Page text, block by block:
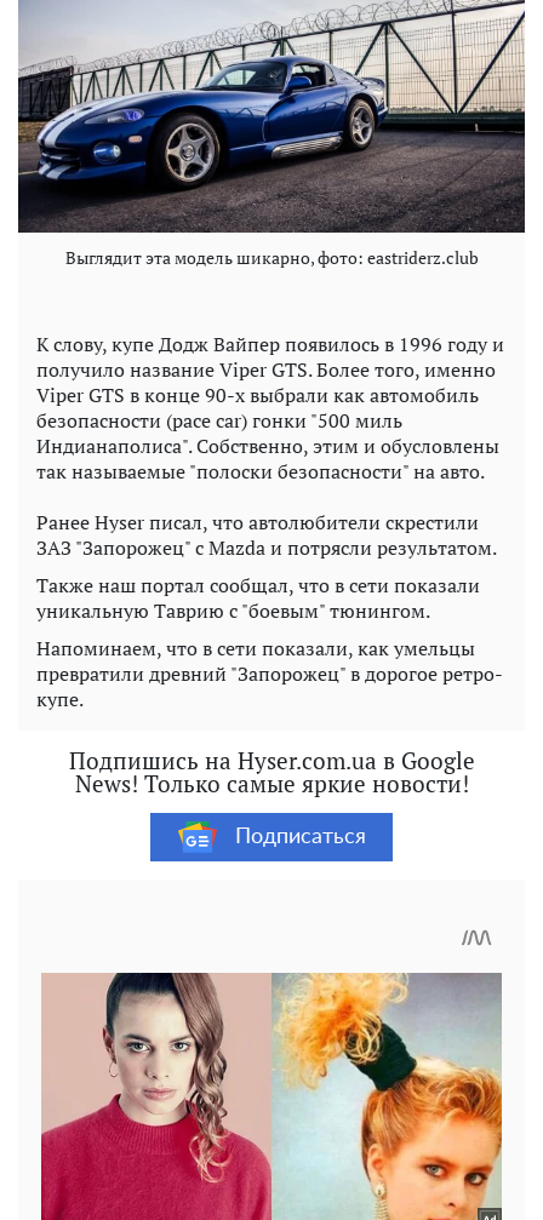
Выглядит эта модель шикарно, фото: eastriderz.club
К слову, купе Додж Вайпер появилось в 1996 году и
получило название Viper GTS. Более того, именно
Viper GTS в конце 90-х выбрали как автомобиль
безопасности (pace car) гонки "500 миль
Индианаполиса". Собственно, этим и обусловлены
так называемые "полоски безопасности" на авто.
Ранее Hyser писал, что автолюбители скрестили
ЗАЗ "Запорожец" с Mazda и потрясли результатом.
Также наш портал сообщал, что в сети показали
уникальную Таврию с "боевым" тюнингом.
Напоминаем, что в сети показали, как умельцы
превратили древний "Запорожец" в дорогое ретро-
купе.
Подпишись на Hyser.com.ua в Google
News! Только самые яркие новости!
Подписаться